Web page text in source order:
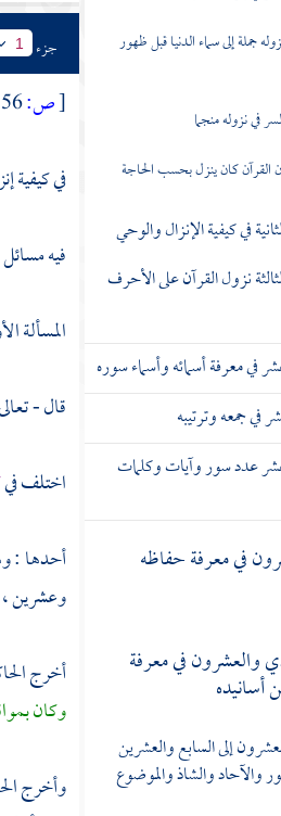
جملة إلى سماء الدنيا قبل ظهور
في نزوله منجما
القرآن كان ينزل بحسب الحاجة
في كيفية الإنزال والوحي
نزول القرآن على الأحرف
في معرفة أسمائه وأسماء سوره
في جمعه وترتيبه
عدد سور وآيات وكلمات
في معرفة حفاظه
والعشرون في معرفة
أسانيده
إلى السابع والعشرين
والآحاد والشاذ والموضوع
جزء 1
[ص:
في كيفية
فيه
المسألة
قال -
اختلف في
أحدها :
وعشرين
أخرج
وكان
وأخرج